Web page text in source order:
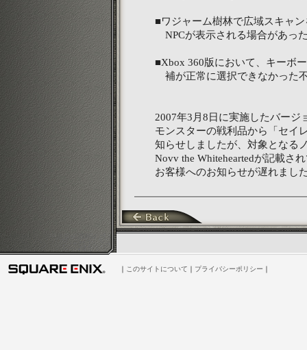
■ワジャーム樹林で広域スキャ
NPCが表示される場合があっ
■Xbox 360版において、キーボ
補が正常に選択できなかった
2007年3月8日に実施したバー
モンスターの戦利品から「セイ
知らせしましたが、対象となる
Novv the Whiteheartedが記載さ
お客様へのお知らせが遅れまし
｜ このサイトについて ｜ プライバシーポリシー ｜